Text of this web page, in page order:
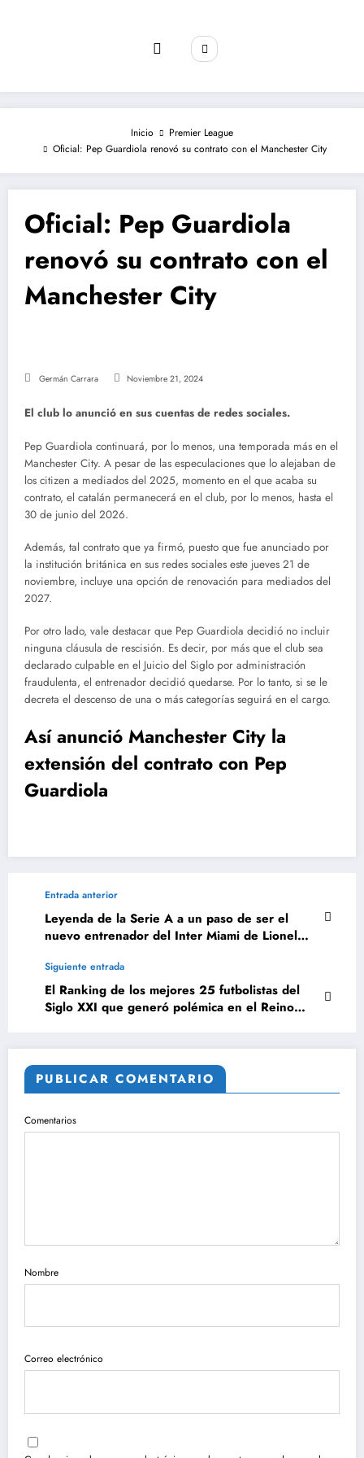
Inicio
Premier League
Oficial: Pep Guardiola renovó su contrato con el Manchester City
Oficial: Pep Guardiola
renovó su contrato con el
Manchester City
Germán Carrara Noviembre 21, 2024
El club lo anunció en sus cuentas de redes sociales.
Pep Guardiola continuará, por lo menos, una temporada más en el
Manchester City. A pesar de las especulaciones que lo alejaban de
los citizen a mediados del 2025, momento en el que acaba su
contrato, el catalán permanecerá en el club, por lo menos, hasta el
30 de junio del 2026.
Además, tal contrato que ya firmó, puesto que fue anunciado por
la institución británica en sus redes sociales este jueves 21 de
noviembre, incluye una opción de renovación para mediados del
2027.
Por otro lado, vale destacar que Pep Guardiola decidió no incluir
ninguna cláusula de rescisión. Es decir, por más que el club sea
declarado culpable en el Juicio del Siglo por administración
fraudulenta, el entrenador decidió quedarse. Por lo tanto, si se le
decreta el descenso de una o más categorías seguirá en el cargo.
Así anunció Manchester City la
extensión del contrato con Pep
Guardiola
Entrada anterior
Leyenda de la Serie A a un paso de ser el
nuevo entrenador del Inter Miami de Lionel
Siguiente entrada
El Ranking de los mejores 25 futbolistas del
Siglo XXI que generó polémica en el Reino
PUBLICAR COMENTARIO
Comentarios
Nombre
Correo electrónico